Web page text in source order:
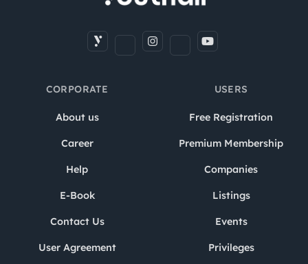
CORPORATE
About us
Career
Help
E-Book
Contact Us
User Agreement
USERS
Free Registration
Premium Membership
Companies
Listings
Events
Privileges